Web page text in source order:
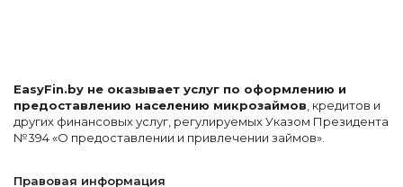
EasyFin.by не оказывает услуг по оформлению и
предоставлению населению микрозаймов , кредитов и
других финансовых услуг, регулируемых Указом Президента
№394 «О предоставлении и привлечении займов».
Правовая информация